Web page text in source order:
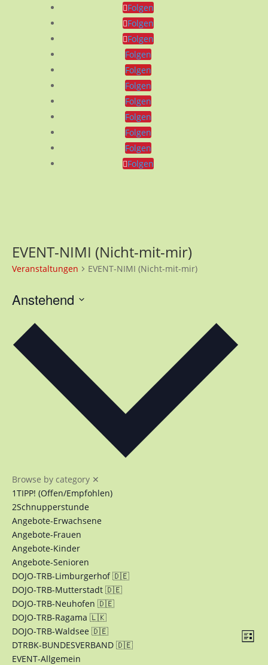
Folgen
Folgen
Folgen
Folgen
Folgen
Folgen
Folgen
Folgen
Folgen
Folgen
Folgen
EVENT-NIMI (Nicht-mit-mir)
Veranstaltungen EVENT-NIMI (Nicht-mit-mir)
Liste
Anstehend
wählen.
Browse by category ✕
1TIPP! (Offen/Empfohlen)
2Schnupperstunde
Angebote-Erwachsene
Angebote-Frauen
Angebote-Kinder
Angebote-Senioren
DOJO-TRB-Limburgerhof 🇩🇪
DOJO-TRB-Mutterstadt 🇩🇪
DOJO-TRB-Neuhofen 🇩🇪
DOJO-TRB-Ragama 🇱🇰
DOJO-TRB-Waldsee 🇩🇪
DTRBK-BUNDESVERBAND 🇩🇪
EVENT-Allgemein